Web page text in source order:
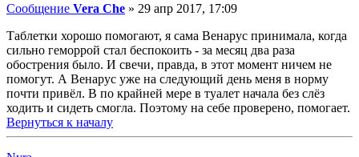
Сообщение Vera Che » 29 апр 2017, 17:09
Таблетки хорошо помогают, я сама Венарус принимала, когда
сильно геморрой стал беспокоить - за месяц два раза
обострения было. И свечи, правда, в этот момент ничем не
помогут. А Венарус уже на следующий день меня в норму
почти привёл. В по крайней мере в туалет начала без слёз
ходить и сидеть смогла. Поэтому на себе проверено, помогает.
Вернуться к началу